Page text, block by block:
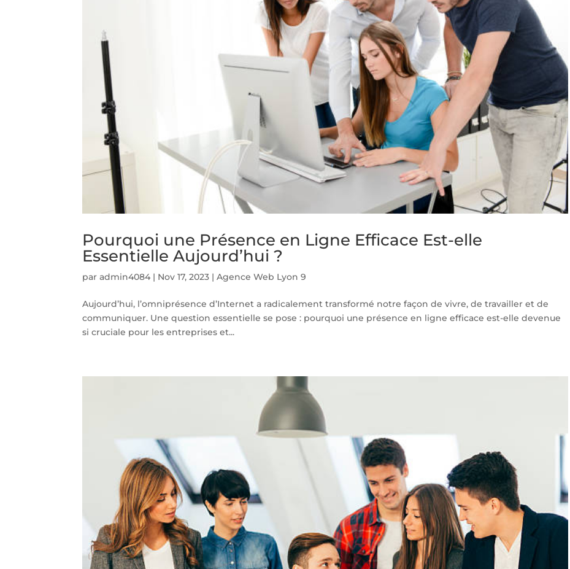
Pourquoi une Présence en Ligne Efficace Est-elle
Essentielle Aujourd’hui ?
paradmin4084 | Nov 17, 2023 |Agence Web Lyon 9
Aujourd’hui, l’omniprésence d’Internet a radicalement transformé notre façon de vivre, de travailler et de
communiquer. Une question essentielle se pose : pourquoi une présence en ligne efficace est-elle devenue
si cruciale pour les entreprises et...